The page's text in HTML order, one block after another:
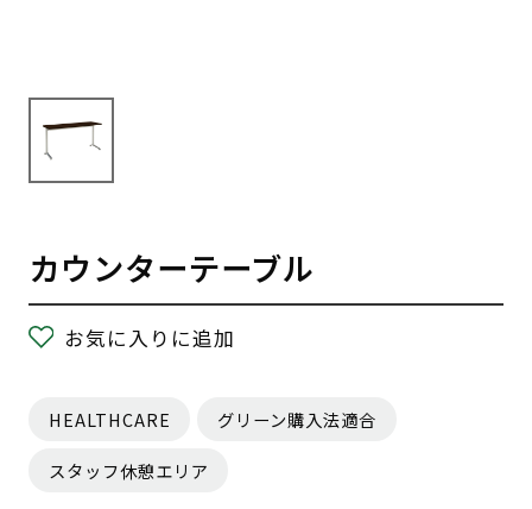
カウンターテーブル
お気に入りに追加
HEALTHCARE グリーン購入法適合
スタッフ休憩エリア